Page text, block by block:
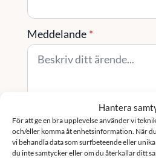
Hantera
För att ge en bra upplevelse använder vi
och/eller komma åt enhetsinformation. När
vi behandla data som surfbeteende eller
du inte samtycker eller om du återkallar ditt
Meddelande *
Skicka